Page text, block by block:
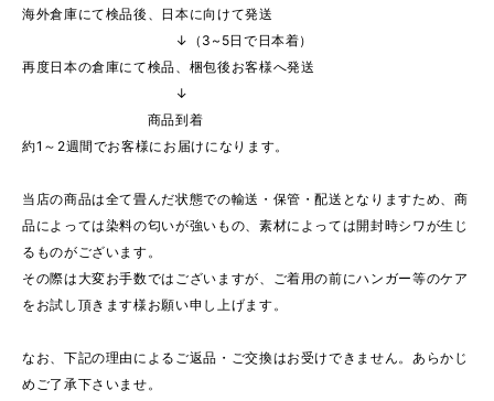
海外倉庫にて検品後、日本に向けて発送
↓（3~5日で日本着）
再度日本の倉庫にて検品、梱包後お客様へ発送
↓
商品到着
約1～2週間でお客様にお届けになります。
当店の商品は全て畳んだ状態での輸送・保管・配送となりますため、商
品によっては染料の匂いが強いもの、素材によっては開封時シワが生じ
るものがございます。
その際は大変お手数ではございますが、ご着用の前にハンガー等のケア
をお試し頂きます様お願い申し上げます。
なお、下記の理由によるご返品・ご交換はお受けできません。あらかじ
めご了承下さいませ。